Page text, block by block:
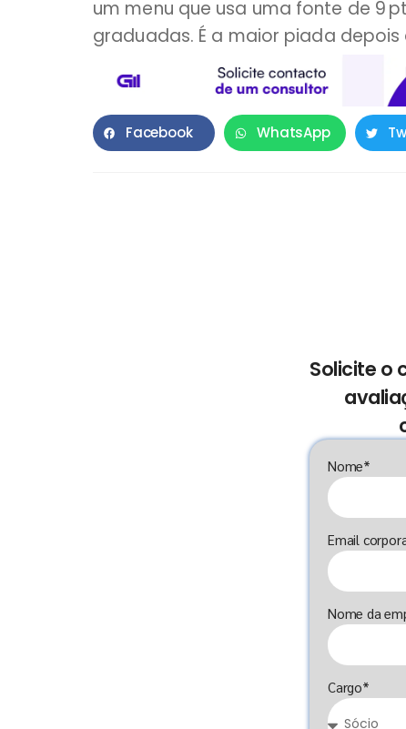
um menu que usa uma fonte de 9
graduadas. É a maior piada depois
Facebook WhatsApp
Solicite o
Nome*
Email
Nome da
Cargo*